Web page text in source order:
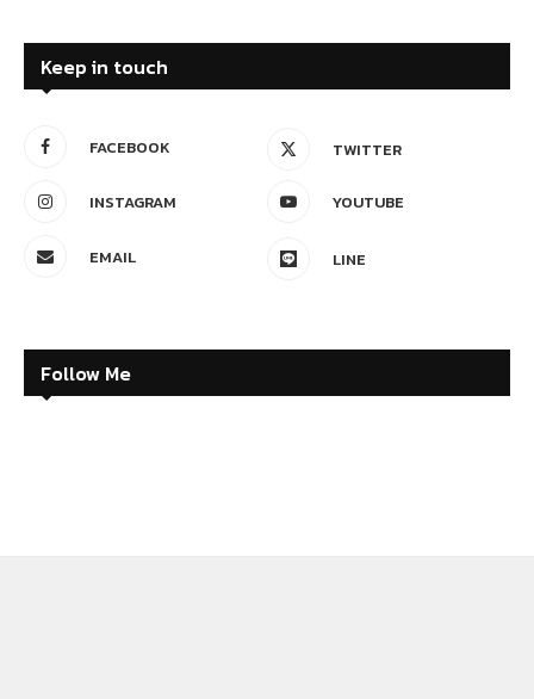
Keep in touch
FACEBOOK TWITTER
INSTAGRAM YOUTUBE
EMAIL LINE
Follow Me